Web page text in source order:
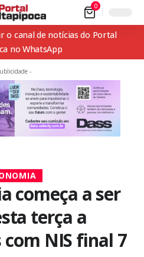
0
o canal de notícias do Portal
no WhatsApp
-
começa a ser
terça a
NIS final 7